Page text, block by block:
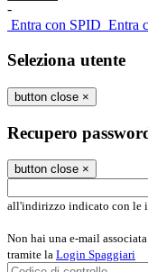
-
Entra con SPID Entra
Seleziona utente
button close ×
Recupero
button close ×
all'indirizzo indicato con le
Non hai una e-mail
tramite la Login Spaggiari